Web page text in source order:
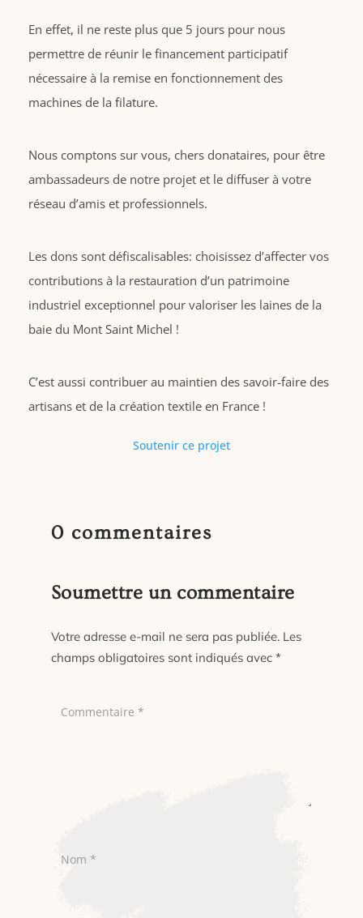
En effet, il ne reste plus que 5 jours pour nous
permettre de réunir le financement participatif
nécessaire à la remise en fonctionnement des
machines de la filature.
Nous comptons sur vous, chers donataires, pour être
ambassadeurs de notre projet et le diffuser à votre
réseau d’amis et professionnels.
Les dons sont défiscalisables: choisissez d’affecter vos
contributions à la restauration d’un patrimoine
industriel exceptionnel pour valoriser les laines de la
baie du Mont Saint Michel !
C’est aussi contribuer au maintien des savoir-faire des
artisans et de la création textile en France !
Soutenir ce projet
0 commentaires
Soumettre un commentaire
Votre adresse e-mail ne sera pas publiée. Les
champs obligatoires sont indiqués avec *